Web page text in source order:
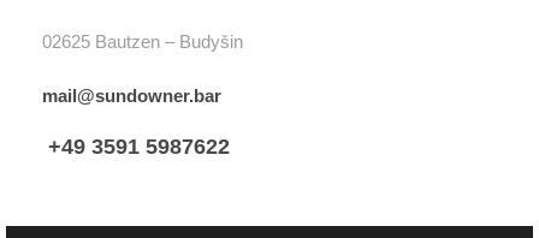
02625 Bautzen – Budyšin
mail@sundowner.bar
+49 3591 5987622